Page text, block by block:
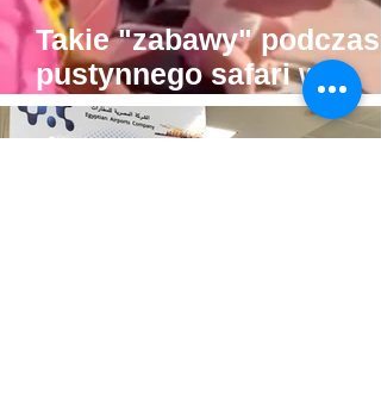
Takie "zabawy" podczas
pustynnego safari w
Hurghadzie. Co trzeba
mieć w głowie, żeby na to